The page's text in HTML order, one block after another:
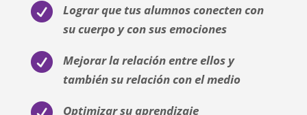

Lograr que tus alumnos conecten con
su cuerpo y con sus emociones

Mejorar la relación entre ellos y
también su relación con el medio
Optimizar su aprendizaje